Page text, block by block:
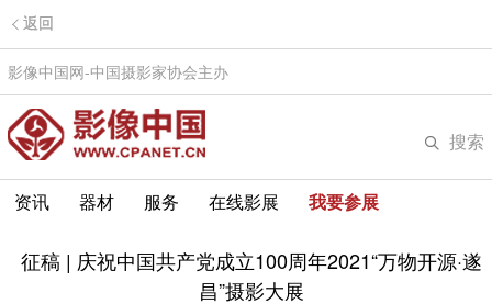
返回
影像中国网-中国摄影家协会主办
搜索
资讯 器材 服务 在线影展 我要参展
征稿 | 庆祝中国共产党成立100周年2021“万物开源·遂
昌”摄影大展